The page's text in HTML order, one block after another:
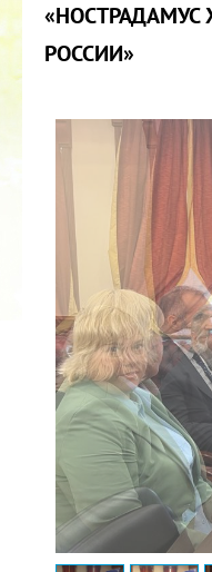
«НОСТРАДАМУС
РОССИИ»
2022 ГОД
МАТЕРИ В
19.12.2021